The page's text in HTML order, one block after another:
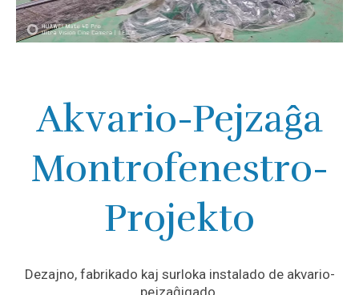
Akvario-Pejzaĝa
Montrofenestro-
Projekto
Dezajno, fabrikado kaj surloka instalado de akvario-
pejzaĝigado.